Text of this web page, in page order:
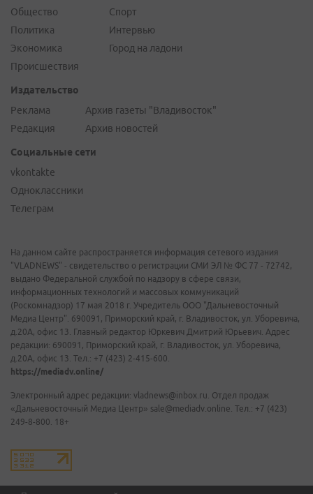
Общество
Политика
Экономика
Происшествия
Спорт
Интервью
Город на ладони
Издательство
Реклама
Редакция
Архив газеты "Владивосток"
Архив новостей
Социальные сети
vkontakte
Одноклассники
Телеграм
На данном сайте распространяется информация сетевого издания
"VLADNEWS" - свидетельство о регистрации СМИ ЭЛ № ФС 77 - 72742,
выдано Федеральной службой по надзору в сфере связи,
информационных технологий и массовых коммуникаций
(Роскомнадзор) 17 мая 2018 г. Учредитель ООО "Дальневосточный
Медиа Центр". 690091, Приморский край, г. Владивосток, ул. Уборевича,
д.20А, офис 13. Главный редактор Юркевич Дмитрий Юрьевич. Адрес
редакции: 690091, Приморский край, г. Владивосток, ул. Уборевича,
д.20А, офис 13. Тел.: +7 (423) 2-415-600.
https://mediadv.online/
Электронный адрес редакции: vladnews@inbox.ru. Отдел продаж
«Дальневосточный Медиа Центр» sale@mediadv.online. Тел.: +7 (423)
249-8-800. 18+